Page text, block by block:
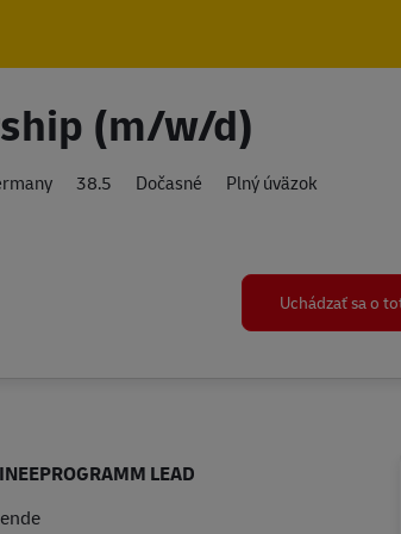
(m/w/d)
38.5 Dočasné
Plný úväzok
Uchádzať sa o
LEAD